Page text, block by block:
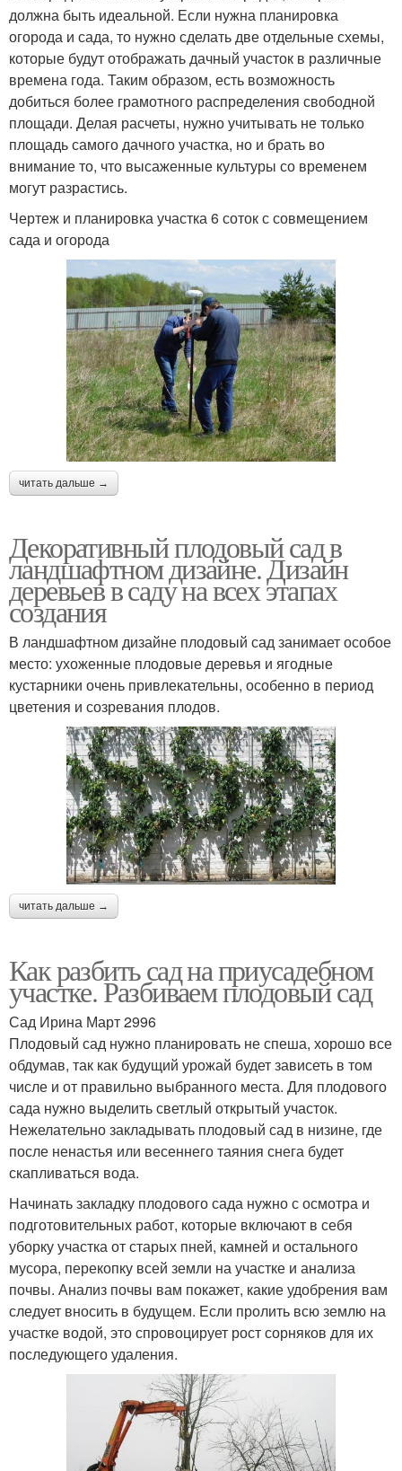
должна быть идеальной. Если нужна планировка
огорода и сада, то нужно сделать две отдельные схемы,
которые будут отображать дачный участок в различные
времена года. Таким образом, есть возможность
добиться более грамотного распределения свободной
площади. Делая расчеты, нужно учитывать не только
площадь самого дачного участка, но и брать во
внимание то, что высаженные культуры со временем
могут разрастись.
Чертеж и планировка участка 6 соток с совмещением
сада и огорода
читать дальше →
Декоративный плодовый сад в
ландшафтном дизайне. Дизайн
деревьев в саду на всех этапах
создания
В ландшафтном дизайне плодовый сад занимает особое
место: ухоженные плодовые деревья и ягодные
кустарники очень привлекательны, особенно в период
цветения и созревания плодов.
читать дальше →
Как разбить сад на приусадебном
участке. Разбиваем плодовый сад
Сад Ирина Март 2996
Плодовый сад нужно планировать не спеша, хорошо все
обдумав, так как будущий урожай будет зависеть в том
числе и от правильно выбранного места. Для плодового
сада нужно выделить светлый открытый участок.
Нежелательно закладывать плодовый сад в низине, где
после ненастья или весеннего таяния снега будет
скапливаться вода.
Начинать закладку плодового сада нужно с осмотра и
подготовительных работ, которые включают в себя
уборку участка от старых пней, камней и остального
мусора, перекопку всей земли на участке и анализа
почвы. Анализ почвы вам покажет, какие удобрения вам
следует вносить в будущем. Если пролить всю землю на
участке водой, это спровоцирует рост сорняков для их
последующего удаления.